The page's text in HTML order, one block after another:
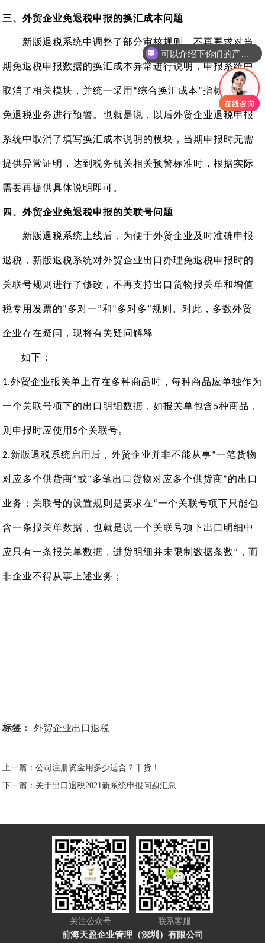
三、外贸企业免退税申报的换汇成本问题
新版退税系统中调整了部分审核规则，不再要求对当
期免退税申报数据的换汇成本异常进行说明，申报系统中
取消了相关模块，并统一采用 “综合换汇成本”指标对相关
免退税业务进行预警。也就是说，以后外贸企业退税申报
系统中取消了填写换汇成本说明的模块，当期申报时无需
提供异常证明，达到税务机关相关预警标准时，根据实际
需要再提供具体说明即可。
四 、外贸企业免退税申报的关联号问题
新版退税系统上线后，为便于外贸企业及时准确申报
退税，新版退税系统对外贸企业出口办理免退税申报时的
关联号规则进行了修改，不再支持出口货物报关单和增值
税专用发票的“多对一”和“多对多”规则。对此，多数外贸
企业存在疑问，现将有关疑问解释
如下：
1.外贸企业报关单上存在多种商品时，每种商品应单独作为
一个关联号项下的出口明细数据，如报关单包含5种商品，
则申报时应使用 5个关联号。
2.新版退税系统启用后，外贸企业并非不能从事“一笔货物
对应多个供货商”或“多笔出口货物对应多个供货商”的出口
业务；关联号的设置规则是要求在“一个关联号项下只能包
含一条报关单数据，也就是说一个关联号项下出口明细中
应只有一条报关单数据，进货明细并未限制数据条数” ，而
非企业不得从事上述业务；
标签： 外贸企业出口退税
上一篇：公司注册资金用多少适合？干货！
下一篇：关于出口退税2021新系统申报问题汇总
关注公众号 联系客服
前海天盈企业管理（深圳）有限公司
可以介绍下你们的产品么